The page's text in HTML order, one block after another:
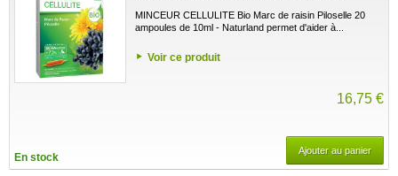
MINCEUR CELLULITE Bio Marc de raisin Piloselle 20
ampoules de 10ml - Naturland permet d'aider à...
Voir ce produit
16,75 €
En stock
Ajouter au panier